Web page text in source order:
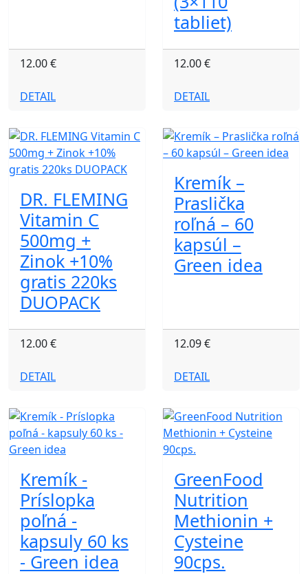
12.00 €
DETAIL
tabliet)
12.00 €
DETAIL
DR. FLEMING
Vitamin C
500mg +
Zinok +10%
gratis 220ks
DUOPACK
12.00 €
DETAIL
Kremík –
Praslička
roľná – 60
kapsúl –
Green idea
12.09 €
DETAIL
Kremík -
Príslopka
poľná -
kapsuly 60 ks
- Green idea
GreenFood
Nutrition
Methionin +
Cysteine
90cps.